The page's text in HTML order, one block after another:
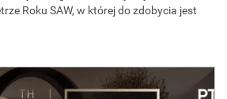
Roku SAW, w której do zdobycia jest